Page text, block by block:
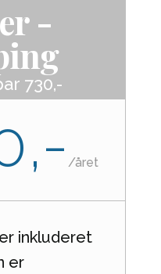
-
730,-
/året
inkluderet
er